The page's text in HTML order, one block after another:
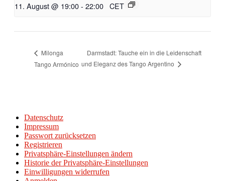
11. August @ 19:00- 22:00 CET
Milonga
Tango Armónico
Darmstadt: Tauche ein in die Leidenschaft
und Eleganz des Tango Argentino
Datenschutz
Impressum
Passwort zurücksetzen
Registrieren
Privatsphäre-Einstellungen ändern
Historie der Privatsphäre-Einstellungen
Einwilligungen widerrufen